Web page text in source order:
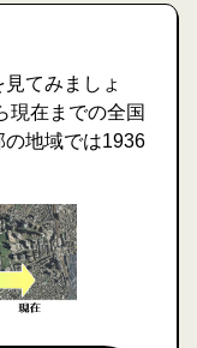
てみましょ
現在までの全国
地域では1936